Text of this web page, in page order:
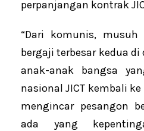
perpanjangan kontrak
“Dari komunis,
bergaji terbesar kedua
anak-anak bangsa
nasional JICT kembali
mengincar pesangon
ada yang